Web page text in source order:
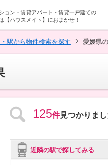
ョン・賃貸アパート・賃貸一戸建ての
【ハウスメイト】におまかせ！
駅から物件検索を探す 愛媛県
125件見つかりまし
近隣の駅で探してみる